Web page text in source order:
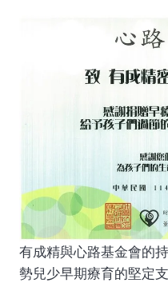
有成精與心路基金會的
勢兒少早期療育的堅定